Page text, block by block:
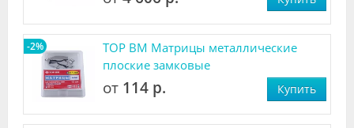
-2%
ТОР ВМ Матрицы металлические
плоские замковые
от 114 р. Купить